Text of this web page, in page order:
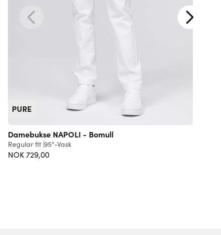
PURE
Damebukse NAPOLI - Bomull
Regular fit 95°-Vask
NOK 729,00